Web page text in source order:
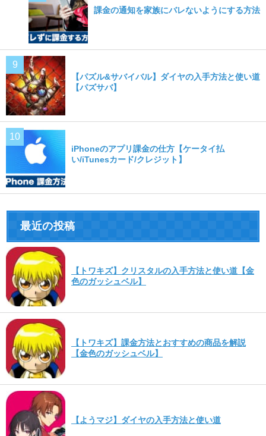
課金の通知を家族にバレないようにする方法
【パズル&サバイバル】ダイヤの入手方法と使い道
【パズサバ】
iPhoneのアプリ課金の仕方【ケータイ払
い/iTunesカード/クレジット】
最近の投稿
【トワキズ】クリスタルの入手方法と使い道【金
色のガッシュベル】
【トワキズ】課金方法とおすすめの商品を解説
【金色のガッシュベル】
【ようマジ】ダイヤの入手方法と使い道